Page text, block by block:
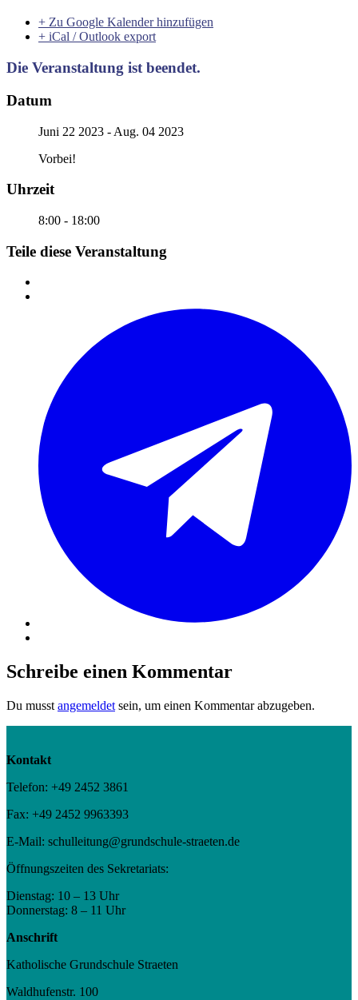
+ Zu Google Kalender hinzufügen
+ iCal / Outlook export
Die Veranstaltung ist beendet.
Datum
Juni 22 2023 - Aug. 04 2023
Vorbei!
Uhrzeit
8:00 - 18:00
Teile diese Veranstaltung
Schreibe einen Kommentar
Du musst angemeldet sein, um einen Kommentar abzugeben.
Kontakt
Telefon: +49 2452 3861
Fax: +49 2452 9963393
E-Mail: schulleitung@grundschule-straeten.de
Öffnungszeiten des Sekretariats:
Dienstag: 10 – 13 Uhr
Donnerstag: 8 – 11 Uhr
Anschrift
Katholische Grundschule Straeten
Waldhufenstr. 100